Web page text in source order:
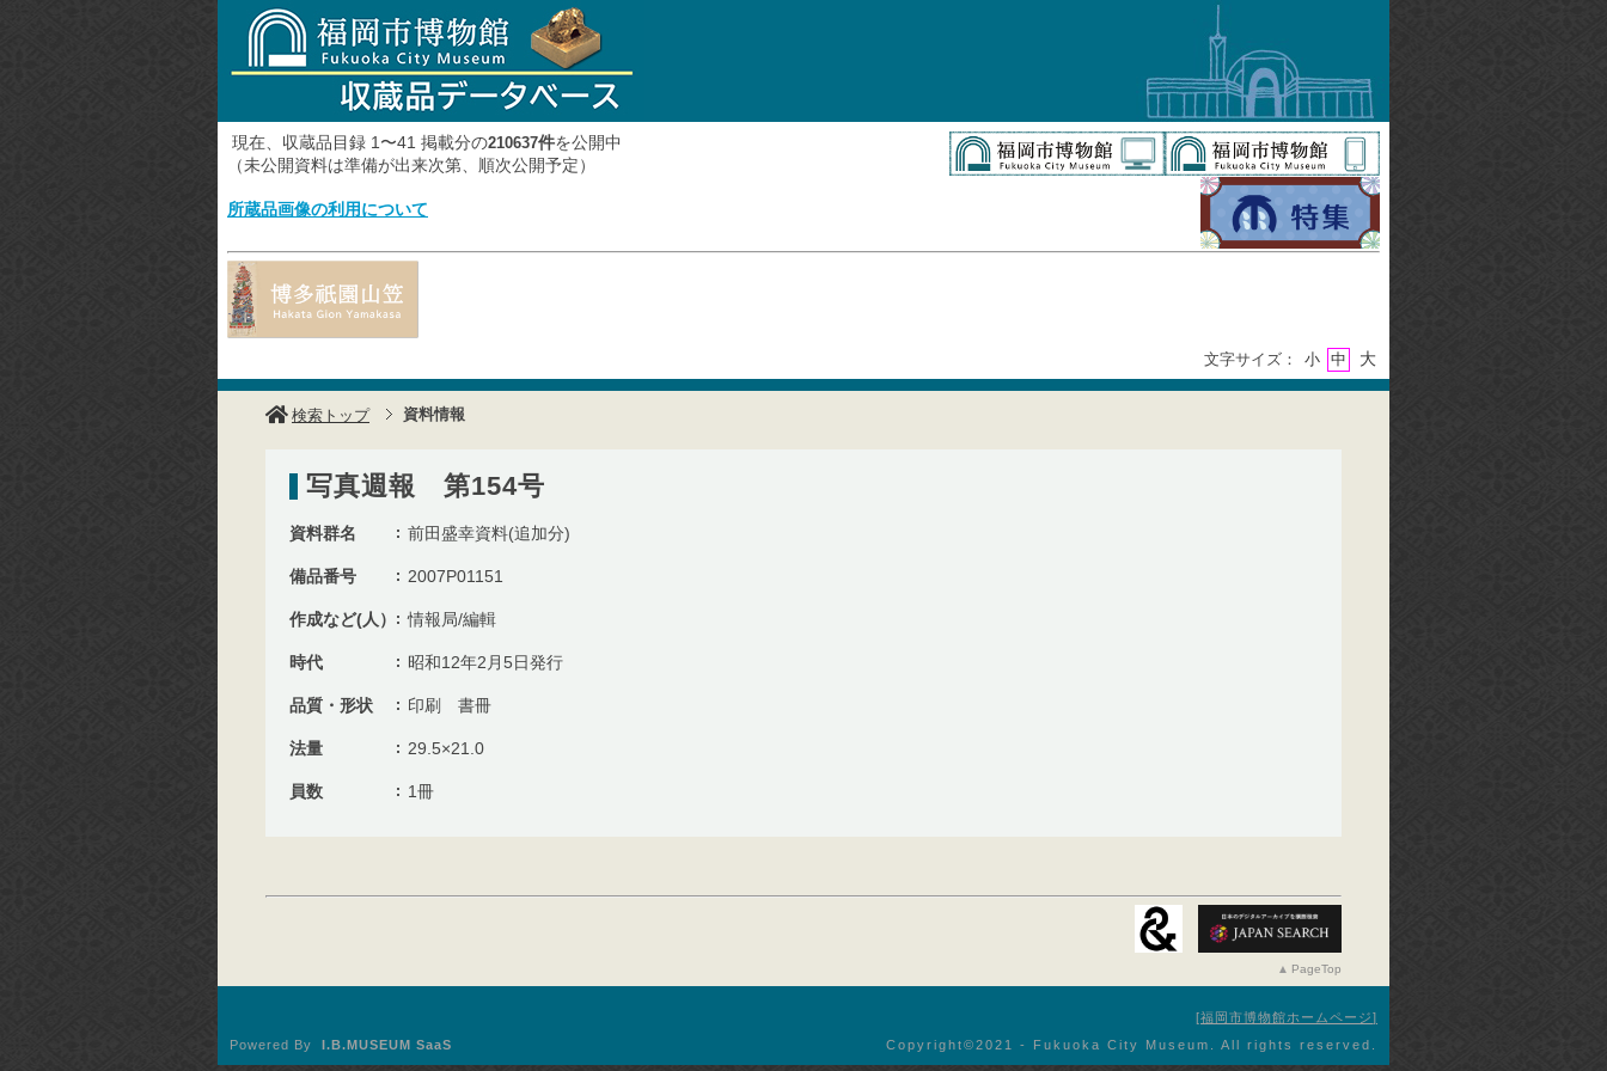
現在、収蔵品目録 1〜41 掲載分の210637件を公開中
（未公開資料は準備が出来次第、順次公開予定）
所蔵品画像の利用について
文字サイズ： 小 中 大
検索トップ 資料情報
写真週報 第154号
資料群名 前田盛幸資料(追加分)
備品番号 2007P01151
作成など(人） 情報局/編輯
時代 昭和12年2月5日発行
品質・形状 印刷 書冊
法量 29.5×21.0
員数 1冊
PageTop
福岡市博物館ホームページ
Copyright©︎2021 - Fukuoka City Museum. All rights reserved.
Powered By I.B.MUSEUM SaaS